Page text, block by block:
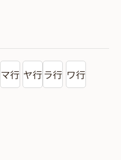
マ行 ヤ行ラ行 ワ行